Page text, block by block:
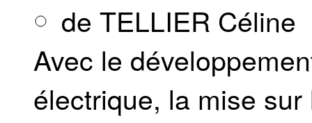
de TELLIER Céline
Avec le
électrique, la mise